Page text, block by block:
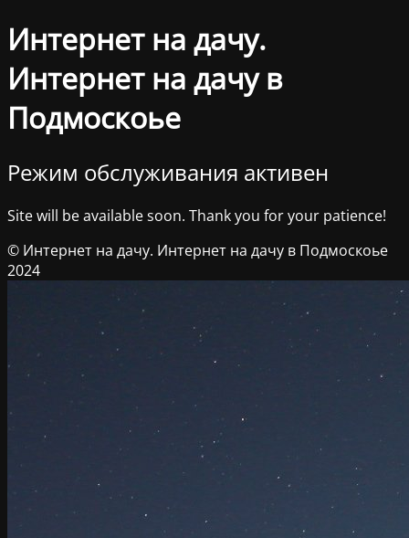
Интернет на дачу.
Интернет на дачу в
Подмоскоье
Режим обслуживания активен
Site will be available soon. Thank you for your patience!
© Интернет на дачу. Интернет на дачу в Подмоскоье
2024